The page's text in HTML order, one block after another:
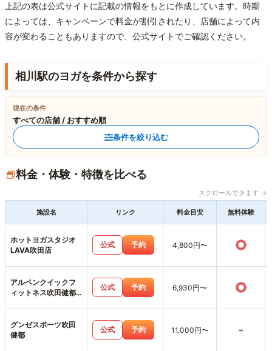
上記の表は公式サイトに記載の情報をもとに作成しています。時期
によっては、キャンペーンで料金が割引されたり、店舗によって内
容が変わることもありますので、公式サイトでご確認ください。
相川駅のヨガを条件から探す
現在の条件
すべての店舗 / おすすめ順
条件を絞り込む
料金・体験・特徴を比べる
スクロールできます →
施設名 リンク 料金目安 無料体験
ホットヨガスタジオ
LAVA吹田店
公式 予約 4,800円〜 ○
アルペンクイックフ
ィットネス吹田健都
公式 予約 6,930円〜 ○
グンゼスポーツ吹田
健都
公式 予約 11,000円〜 -